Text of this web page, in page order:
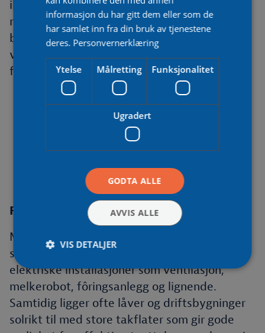
innebære noe høyere investeringskostnader,
men vil gi et anlegg med lavere risiko for
brann, lavere drifts- og
vedlikeholdskostnader og med lengre
forventet levetid.
Foto: Tine Haug
Få deg solceller på låvetaket!
Moderne driftsbygninger er ofte
strømkrevende, på grunn av behov for
elektriske installasjoner som ventilasjon,
melkerobot, fôringsanlegg og lignende.
Samtidig ligger ofte låver og driftsbygninger
solrikt til med store takflater som gir gode
informasjon du har gitt dem eller som de
har samlet inn fra din bruk av tjenestene
deres. Personvernerklæring
Ytelse Målretting Funksjonalitet
Ugradert
GODTA ALLE
AVVIS ALLE
VIS DETALJER